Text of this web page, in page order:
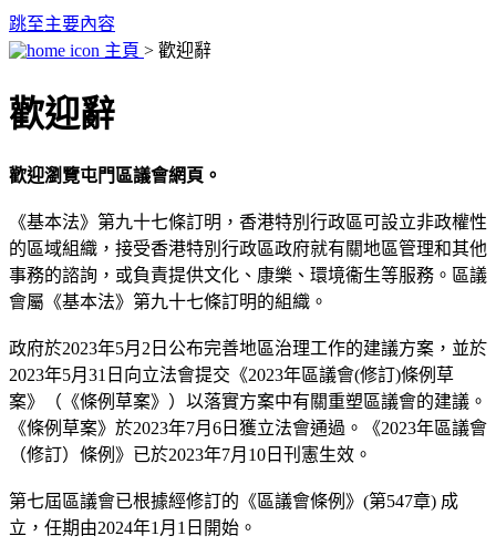
跳至主要內容
主頁 > 歡迎辭
歡迎辭
歡迎瀏覽屯門區議會網頁。
《基本法》第九十七條訂明，香港特別行政區可設立非政權性
的區域組織，接受香港特別行政區政府就有關地區管理和其他
事務的諮詢，或負責提供文化、康樂、環境衞生等服務。區議
會屬《基本法》第九十七條訂明的組織。
政府於2023年5月2日公布完善地區治理工作的建議方案，並於
2023年5月31日向立法會提交《2023年區議會(修訂)條例草
案》（《條例草案》）以落實方案中有關重塑區議會的建議。
《條例草案》於2023年7月6日獲立法會通過。《2023年區議會
（修訂）條例》已於2023年7月10日刊憲生效。
第七屆區議會已根據經修訂的《區議會條例》(第547章) 成
立，任期由2024年1月1日開始。